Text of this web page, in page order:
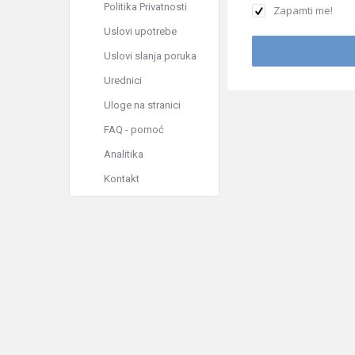
Zapamti me!
Politika Privatnosti
Uslovi upotrebe
Uslovi slanja poruka
Urednici
Uloge na stranici
FAQ - pomoć
Analitika
Kontakt